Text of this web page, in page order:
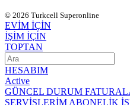
© 2026 Turkcell Superonline
EVİM İÇİN
İŞİM İÇİN
TOPTAN
HESABIM
Active
GÜNCEL DURUM
SERVİSLERİM ABONELİK